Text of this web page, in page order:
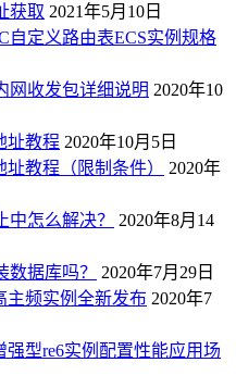
获取 2021年5月10日
自定义路由表ECS实例规格
网收发包详细说明 2020年10
址教程 2020年10月5日
教程（限制条件）
2020年
怎么解决？
2020年8月14
据库吗？
2020年7月29日
主频实例全新发布 2020年7
强型re6实例配置性能应用场